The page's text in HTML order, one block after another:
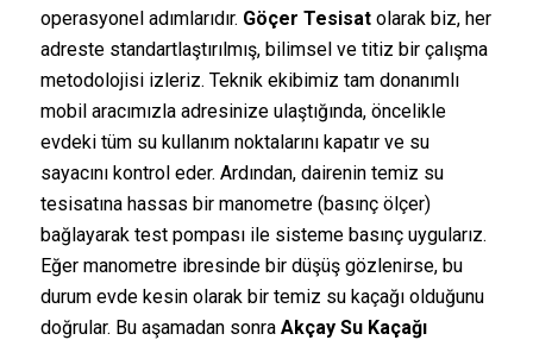
operasyonel adımlarıdır. Göçer Tesisatolarak biz, her
adreste standartlaştırılmış, bilimsel ve titiz bir çalışma
metodolojisi izleriz. Teknik ekibimiz tam donanımlı
mobil aracımızla adresinize ulaştığında, öncelikle
evdeki tüm su kullanım noktalarını kapatır ve su
sayacını kontrol eder. Ardından, dairenin temiz su
tesisatına hassas bir manometre (basınç ölçer)
bağlayarak test pompası ile sisteme basınç uygularız.
Eğer manometre ibresinde bir düşüş gözlenirse, bu
durum evde kesin olarak bir temiz su kaçağı olduğunu
doğrular. Bu aşamadan sonra Akçay Su Kaçağı